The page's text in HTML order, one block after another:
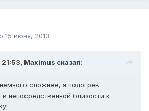
15 июня, 2013
Maximus сказал:
сложнее, я подогрев
непосредственной близости к